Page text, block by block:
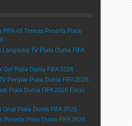
FIFA 48 Timnas Peserta Piala
TV Piala Dunia FIFA
Gol Piala Dunia FIFA 2026
Penyiar Piala Dunia FIFA 2026
Piala Dunia FIFA 2026 Excel
Grup Piala Dunia FIFA 2026
Peserta Piala Dunia FIFA 2026